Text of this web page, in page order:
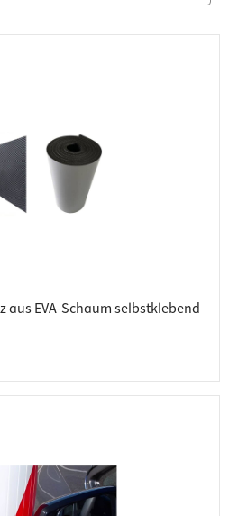
EVA-Schaum selbstklebend